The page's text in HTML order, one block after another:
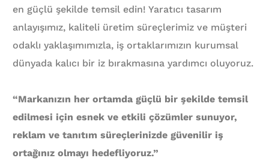
en güçlü şekilde temsil edin! Yaratıcı tasarım
anlayışımız, kaliteli üretim süreçlerimiz ve müşteri
odaklı yaklaşımımızla, iş ortaklarımızın kurumsal
dünyada kalıcı bir iz bırakmasına yardımcı oluyoruz.
“Markanızın her ortamda güçlü bir şekilde temsil
edilmesi için esnek ve etkili çözümler sunuyor,
reklam ve tanıtım süreçlerinizde güvenilir iş
ortağınız olmayı hedefliyoruz.”